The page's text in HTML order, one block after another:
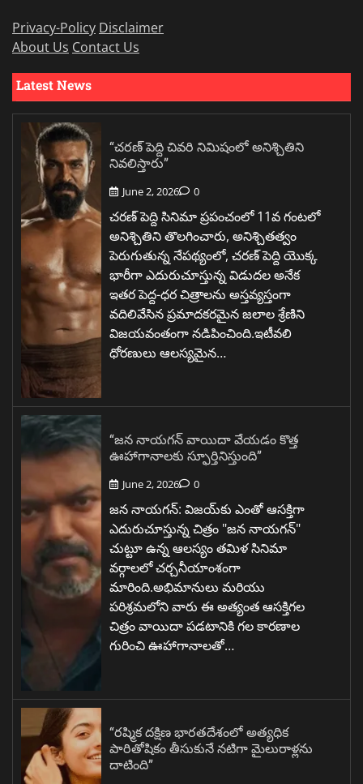
Privacy-Policy Disclaimer
About Us Contact Us
Latest News
“చరణ్ పెద్ది చివరి నిమిషంలో అనిశ్చితిని
నివలిస్తారు”
June 2, 2026 0
చరణ్ పెద్ది సినిమా ప్రపంచంలో 11వ గంటలో
అనిశ్చితిని తొలగించారు, అనిశ్చితత్వం
పెరుగుతున్న నేపథ్యంలో, చరణ్ పెద్ది యొక్క
భారీగా ఎదురుచూస్తున్న విడుదల అనేక
ఇతర పెద్ద-ధర చిత్రాలను అస్తవ్యస్తంగా
వదిలివేసిన ప్రమాదకరమైన జలాల శ్రేణిని
విజయవంతంగా నడిపించింది.ఇటీవలి
ధోరణులు ఆలస్యమైన…
“జన నాయగన్ వాయిదా వేయడం కొత్త
ఊహాగానాలకు స్ఫూర్తినిస్తుంది”
June 2, 2026 0
జన నాయగన్: విజయ్‌కు ఎంతో ఆసక్తిగా
ఎదురుచూస్తున్న చిత్రం "జన నాయగన్"
చుట్టూ ఉన్న ఆలస్యం తమిళ సినిమా
వర్గాలలో చర్చనీయాంశంగా
మారింది.అభిమానులు మరియు
పరిశ్రమలోని వారు ఈ అత్యంత ఆసక్తిగల
చిత్రం వాయిదా పడటానికి గల కారణాల
గురించి ఊహాగానాలతో…
“రష్మిక దక్షిణ భారతదేశంలో అత్యధిక
పారితోషికం తీసుకునే నటిగా మైలురాళ్లను
దాటింది”